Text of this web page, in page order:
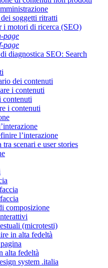
soggetti ritratti
i motori di ricerca (SEO)
page
page
diagnostica SEO: Search
dei contenuti
i contenuti
contenuti
i contenuti
l’interazione
scenari e user stories
composizione
(microtesti)
in alta fedeltà
alta fedeltà
system .italia